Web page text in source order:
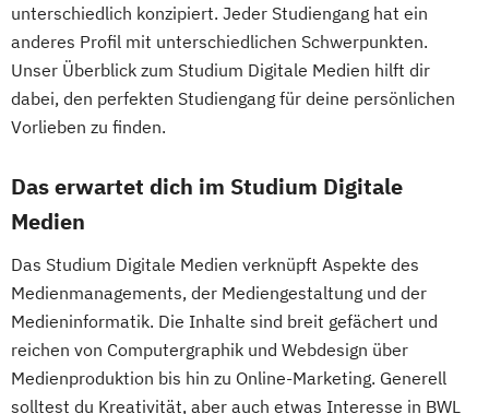
unterschiedlich konzipiert. Jeder Studiengang hat ein
anderes Profil mit unterschiedlichen Schwerpunkten.
Unser Überblick zum Studium Digitale Medien hilft dir
dabei, den perfekten Studiengang für deine persönlichen
Vorlieben zu finden.
Das erwartet dich im Studium Digitale
Medien
Das Studium Digitale Medien verknüpft Aspekte des
Medienmanagements, der Mediengestaltung und der
Medieninformatik. Die Inhalte sind breit gefächert und
reichen von Computergraphik und Webdesign über
Medienproduktion bis hin zu Online-Marketing. Generell
solltest du Kreativität, aber auch etwas Interesse in BWL